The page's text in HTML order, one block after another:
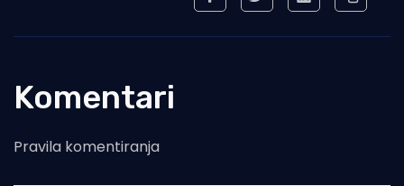
Komentari
Pravila komentiranja